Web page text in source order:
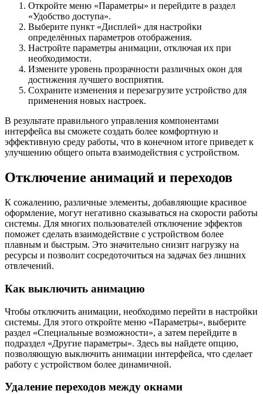
Откройте меню «Параметры» и перейдите в раздел
«Удобство доступа».
Выберите пункт «Дисплей» для настройки
определённых параметров отображения.
Настройте параметры анимации, отключая их при
необходимости.
Измените уровень прозрачности различных окон для
достижения лучшего восприятия.
Сохраните изменения и перезагрузите устройство для
применения новых настроек.
В результате правильного управления компонентами
интерфейса вы сможете создать более комфортную и
эффективную среду работы, что в конечном итоге приведет к
улучшению общего опыта взаимодействия с устройством.
Отключение анимаций и переходов
К сожалению, различные элементы, добавляющие красивое
оформление, могут негативно сказываться на скорости работы
системы. Для многих пользователей отключение эффектов
поможет сделать взаимодействие с устройством более
плавным и быстрым. Это значительно снизит нагрузку на
ресурсы и позволит сосредоточиться на задачах без лишних
отвлечений.
Как выключить анимацию
Чтобы отключить анимации, необходимо перейти в настройки
системы. Для этого откройте меню «Параметры», выберите
раздел «Специальные возможности», а затем перейдите в
подраздел «Другие параметры». Здесь вы найдете опцию,
позволяющую выключить анимации интерфейса, что сделает
работу с устройством более динамичной.
Удаление переходов между окнами